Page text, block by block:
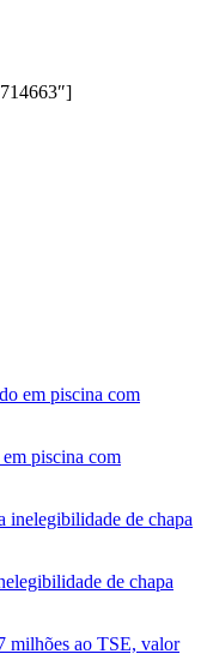
piscina com
de chapa